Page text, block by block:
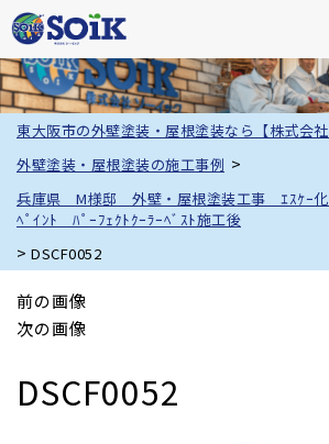
Skip
to
main
content
東大阪市の外壁塗装・屋根塗装なら【株式会社
外壁塗装・屋根塗装の施工事例 >
兵庫県 M様邸 外壁・屋根塗装工事 ｴｽｹｰ
ﾍﾟｲﾝﾄ ﾊﾟｰﾌｪｸﾄｸｰﾗｰﾍﾞｽﾄ施工後
> DSCF0052
前の画像
次の画像
DSCF0052